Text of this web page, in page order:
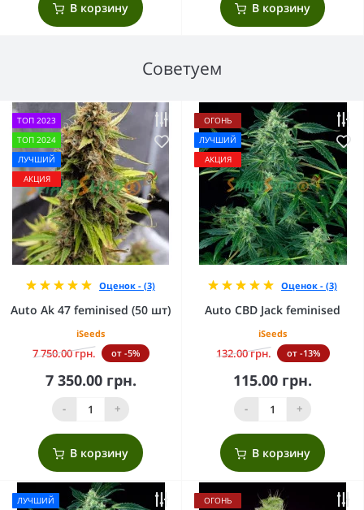
В корзину В корзину
Советуем
ТОП 2023
ТОП 2024
ЛУЧШИЙ
АКЦИЯ
Оценок - (3)
Auto Ak 47 feminised (50 шт)
iSeeds
7 750.00 грн. от -5%
7 350.00 грн.
- +
В корзину
ОГОНЬ
ЛУЧШИЙ
АКЦИЯ
Оценок - (3)
Auto CBD Jack feminised
iSeeds
132.00 грн. от -13%
115.00 грн.
- +
В корзину
ЛУЧШИЙ
ОГОНЬ